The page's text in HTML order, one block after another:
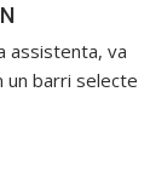
assistenta, va
un barri selecte